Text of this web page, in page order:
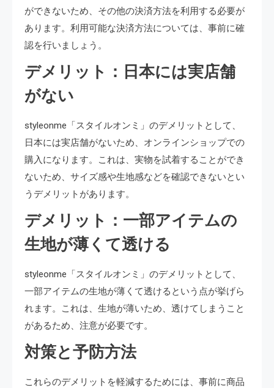
ができないため、その他の決済方法を利用する必要が
あります。利用可能な決済方法については、事前に確
認を行いましょう。
デメリット：日本には実店舗
がない
styleonme「スタイルオンミ」のデメリットとして、
日本には実店舗がないため、オンラインショップでの
購入になります。これは、実物を試着することができ
ないため、サイズ感や生地感などを確認できないとい
うデメリットがあります。
デメリット：一部アイテムの
生地が薄くて透ける
styleonme「スタイルオンミ」のデメリットとして、
一部アイテムの生地が薄くて透けるという点が挙げら
れます。これは、生地が薄いため、透けてしまうこと
があるため、注意が必要です。
対策と予防方法
これらのデメリットを軽減するためには、事前に商品